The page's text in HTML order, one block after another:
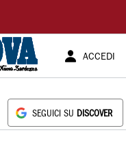
ACCEDI
SEGUICI SU DISCOVER